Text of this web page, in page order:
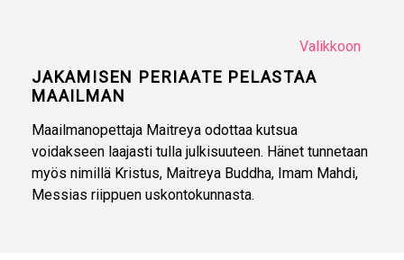
Valikkoon
JAKAMISEN PERIAATE PELASTAA
MAAILMAN
Maailmanopettaja Maitreya odottaa kutsua
voidakseen laajasti tulla julkisuuteen. Hänet tunnetaan
myös nimillä Kristus, Maitreya Buddha, Imam Mahdi,
Messias riippuen uskontokunnasta.